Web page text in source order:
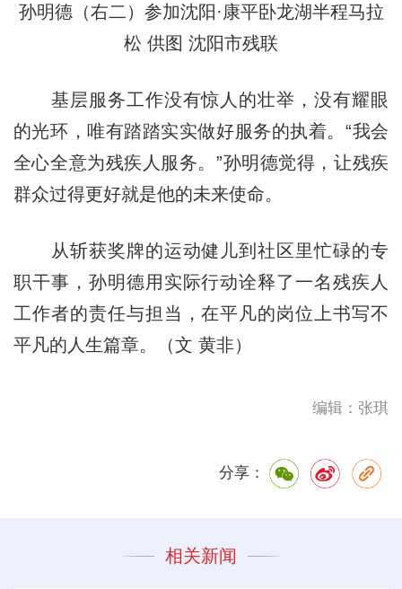
孙明德（右二）参加沈阳·康平卧龙湖半程马拉
松 供图 沈阳市残联
基层服务工作没有惊人的壮举，没有耀眼
的光环，唯有踏踏实实做好服务的执着。“我会
全心全意为残疾人服务。”孙明德觉得，让残疾
群众过得更好就是他的未来使命。
从斩获奖牌的运动健儿到社区里忙碌的专
职干事，孙明德用实际行动诠释了一名残疾人
工作者的责任与担当，在平凡的岗位上书写不
平凡的人生篇章。（文 黄非）
编辑：张琪
分享：
相关新闻